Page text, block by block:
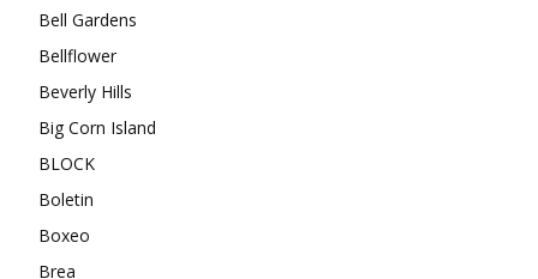
Bell Gardens
Bellflower
Beverly Hills
Big Corn Island
BLOCK
Boletin
Boxeo
Brea